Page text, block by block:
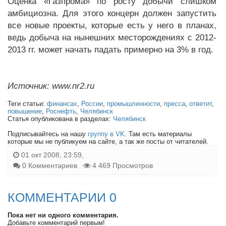
амбициозна. Для этого концерн должен запустить
все новые проекты, которые есть у него в планах,
ведь добыча на нынешних месторождениях с 2012-
2013 гг. может начать падать примерно на 3% в год.
Источник: www.nr2.ru
Теги статьи: финансах, России, промышленности, пресса, ответит,
повышение, Роснефть, Челябинск
Статья опубликована в разделах: Челябинск
Подписывайтесь на нашу группу в VK. Там есть материалы
которые мы не публикуем на сайте, а так же посты от читателей.
01 окт 2008, 23:59,
0 Комментариев
4 469 Просмотров
КОММЕНТАРИИ 0
Пока нет ни одного комментария.
Добавьте комментарий первым!